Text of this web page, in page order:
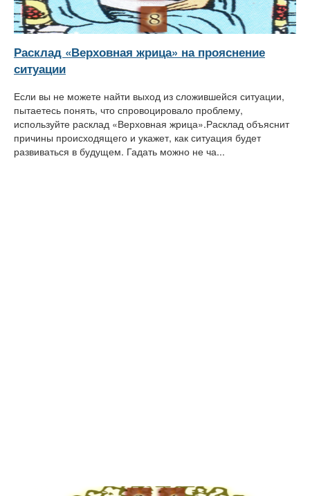
Расклад «Верховная жрица» на прояснение
ситуации
Если вы не можете найти выход из сложившейся ситуации,
пытаетесь понять, что спровоцировало проблему,
используйте расклад «Верховная жрица».Расклад объяснит
причины происходящего и укажет, как ситуация будет
развиваться в будущем. Гадать можно не ча...